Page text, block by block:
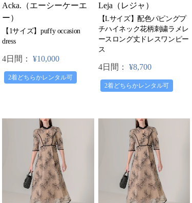
Acka.（エーシーケーエ
ー）
【1サイズ】puffy occasion
dress
4日間： ¥10,000
2着どちらかレンタル可
Leja（レジャ）
【Lサイズ】配色パピングプ
チハイネック花柄刺繍ラメレ
ースロング丈ドレスワンピー
ス
4日間： ¥8,700
2着どちらかレンタル可